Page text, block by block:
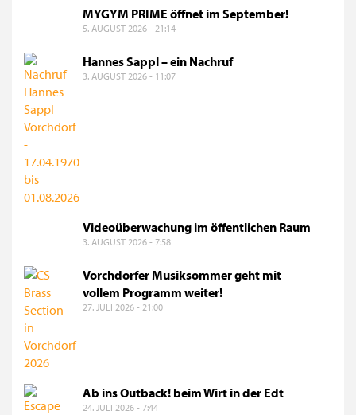
MYGYM PRIME öffnet im September!
5. AUGUST 2026 - 21:14
Hannes Sappl – ein Nachruf
3. AUGUST 2026 - 11:07
Videoüberwachung im öffentlichen Raum
3. AUGUST 2026 - 7:58
Vorchdorfer Musiksommer geht mit
vollem Programm weiter!
27. JULI 2026 - 21:00
Ab ins Outback! beim Wirt in der Edt
24. JULI 2026 - 7:44